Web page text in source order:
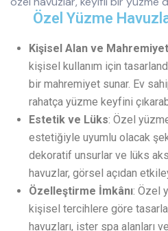
Özel Yüzme
Kişisel Alan ve Mahremiyet
kişisel kullanım için
bir mahremiyet sunar. Ev
rahatça yüzme keyfini
Estetik ve Lüks: Özel
estetiğiyle uyumlu olacak
dekoratif unsurlar ve lüks
havuzlar, görsel açıdan
Özelleştirme İmkânı: Özel
kişisel tercihlere göre
havuzları, ister spa alanları